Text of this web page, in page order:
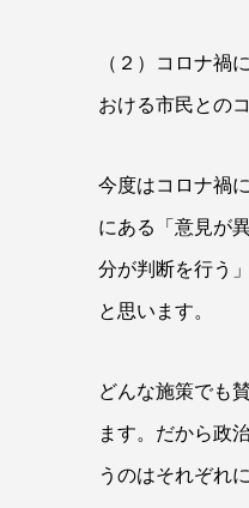
（２）コロナ禍
おける市民との
今度はコロナ禍
にある「意見が
分が判断を行う
と思います。
どんな施策でも
ます。だから政
うのはそれぞれ